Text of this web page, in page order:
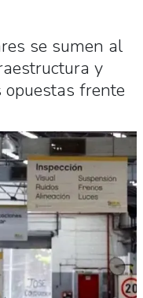
se sumen al
y
frente